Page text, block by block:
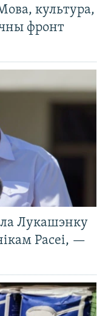
культура,
фронт
Лукашэнку
Расеі, —